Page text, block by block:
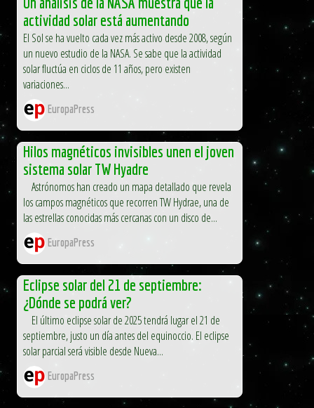
actividad solar está aumentando
El Sol se ha vuelto cada vez más activo desde 2008, según
un nuevo estudio de la NASA. Se sabe que la actividad
solar fluctúa en ciclos de 11 años, pero existen
variaciones...
EuropaPress
Hilos magnéticos invisibles unen el joven
sistema solar TW Hyadre
Astrónomos han creado un mapa detallado que revela
los campos magnéticos que recorren TW Hydrae, una de
las estrellas conocidas más cercanas con un disco de...
EuropaPress
Eclipse solar del 21 de septiembre:
¿Dónde se podrá ver?
El último eclipse solar de 2025 tendrá lugar el 21 de
septiembre, justo un día antes del equinoccio. El eclipse
solar parcial será visible desde Nueva...
EuropaPress